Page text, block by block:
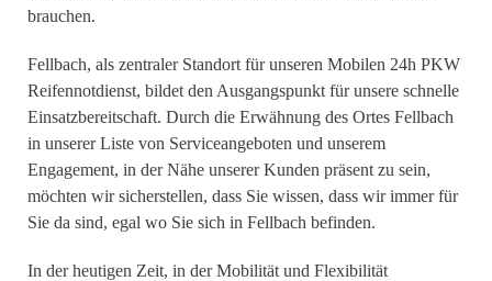
brauchen.
Fellbach, als zentraler Standort für unseren Mobilen 24h PKW
Reifennotdienst, bildet den Ausgangspunkt für unsere schnelle
Einsatzbereitschaft. Durch die Erwähnung des Ortes Fellbach
in unserer Liste von Serviceangeboten und unserem
Engagement, in der Nähe unserer Kunden präsent zu sein,
möchten wir sicherstellen, dass Sie wissen, dass wir immer für
Sie da sind, egal wo Sie sich in Fellbach befinden.
In der heutigen Zeit, in der Mobilität und Flexibilität